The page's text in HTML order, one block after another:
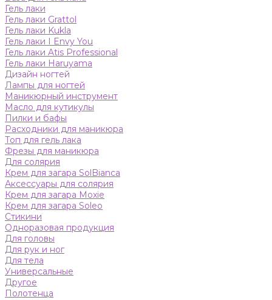
Гель лаки
Гель лаки Grattol
Гель лаки Kukla
Гель лаки I Envy You
Гель лаки Atis Professional
Гель лаки Haruyama
Дизайн ногтей
Лампы для ногтей
Маникюрный инструмент
Масло для кутикулы
Пилки и бафы
Расходники для маникюра
Топ для гель лака
Фрезы для маникюра
Для солярия
Крем для загара SolBianca
Аксессуары для солярия
Крем для загара Moxie
Крем для загара Soleo
Стикини
Одноразовая продукция
Для головы
Для рук и ног
Для тела
Универсальные
Другое
Полотенца